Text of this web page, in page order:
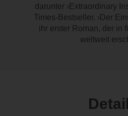
darunter ›Extraordinary
Times-Bestseller. ›Der
ihr erster Roman, der in
weltweit